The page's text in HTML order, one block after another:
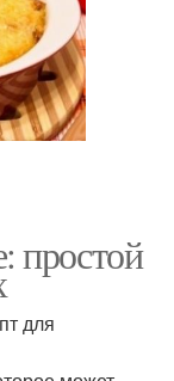
простой
для